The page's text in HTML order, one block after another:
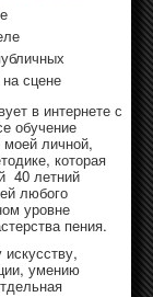
сцене
в интернете с
обучение
моей личной,
которая
40 летний
любого
уровне
пения.
умению